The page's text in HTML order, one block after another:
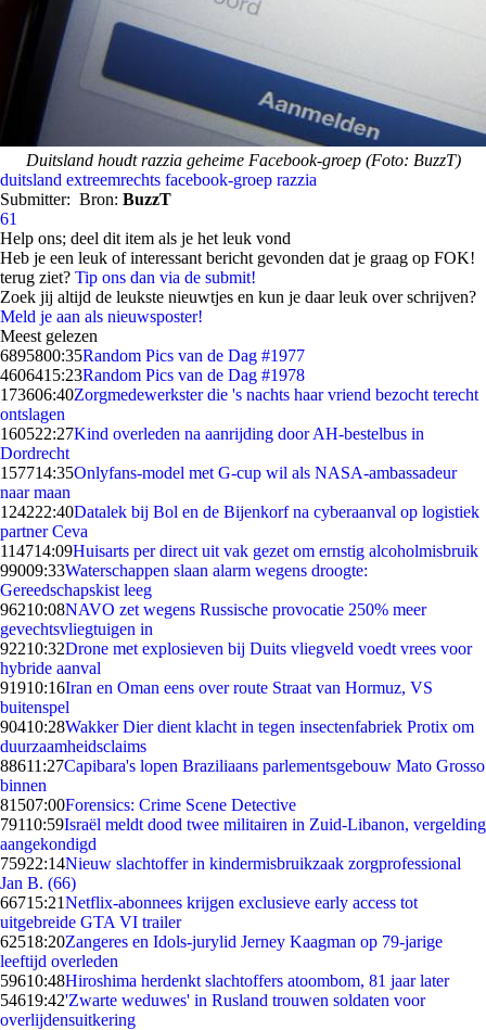
Duitsland houdt razzia geheime Facebook-groep (Foto: BuzzT)
duitsland extreemrechts facebook-groep razzia
Submitter: Bron: BuzzT
61
Help ons; deel dit item als je het leuk vond
Heb je een leuk of interessant bericht gevonden dat je graag op FOK!
terug ziet? Tip ons dan via de submit!
Zoek jij altijd de leukste nieuwtjes en kun je daar leuk over schrijven?
Meld je aan als nieuwsposter!
Meest gelezen
6895800:35Random Pics van de Dag #1977
4606415:23Random Pics van de Dag #1978
173606:40Zorgmedewerkster die 's nachts haar vriend bezocht terecht
ontslagen
160522:27Kind overleden na aanrijding door AH-bestelbus in
Dordrecht
157714:35Onlyfans-model met G-cup wil als NASA-ambassadeur
naar maan
124222:40Datalek bij Bol en de Bijenkorf na cyberaanval op logistiek
partner Ceva
114714:09Huisarts per direct uit vak gezet om ernstig alcoholmisbruik
99009:33Waterschappen slaan alarm wegens droogte:
Gereedschapskist leeg
96210:08NAVO zet wegens Russische provocatie 250% meer
gevechtsvliegtuigen in
92210:32Drone met explosieven bij Duits vliegveld voedt vrees voor
hybride aanval
91910:16Iran en Oman eens over route Straat van Hormuz, VS
buitenspel
90410:28Wakker Dier dient klacht in tegen insectenfabriek Protix om
duurzaamheidsclaims
88611:27Capibara's lopen Braziliaans parlementsgebouw Mato Grosso
binnen
81507:00Forensics: Crime Scene Detective
79110:59Israël meldt dood twee militairen in Zuid-Libanon, vergelding
aangekondigd
75922:14Nieuw slachtoffer in kindermisbruikzaak zorgprofessional
Jan B. (66)
66715:21Netflix-abonnees krijgen exclusieve early access tot
uitgebreide GTA VI trailer
62518:20Zangeres en Idols-jurylid Jerney Kaagman op 79-jarige
leeftijd overleden
59610:48Hiroshima herdenkt slachtoffers atoombom, 81 jaar later
54619:42'Zwarte weduwes' in Rusland trouwen soldaten voor
overlijdensuitkering